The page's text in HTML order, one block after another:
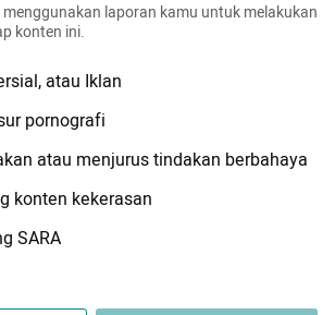
laporan kamu untuk melakukan
konten ini.
atau Iklan
pornografi
atau menjurus tindakan berbahaya
konten kekerasan
SARA